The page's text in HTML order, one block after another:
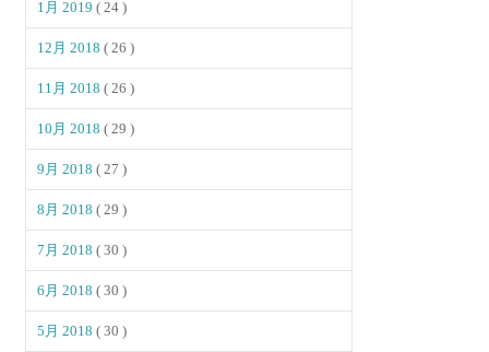
1月 2019( 24 )
12月 2018( 26 )
11月 2018( 26 )
10月 2018( 29 )
9月 2018( 27 )
8月 2018( 29 )
7月 2018( 30 )
6月 2018( 30 )
5月 2018( 30 )